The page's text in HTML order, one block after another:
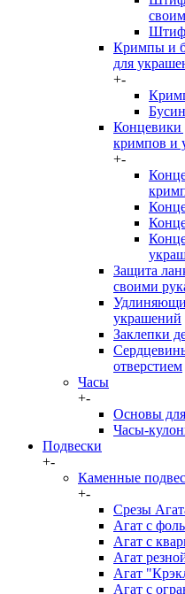
Кримпы и
для
+-
Концевики
кримпов и
+-
Защита
своими
украшений
Заклепки
отверстием
Часы
+-
Основы
Часы-
Подвески
+-
Каменные
+-
Срезы
Агат с
Агат с
Агат
Агат
Агат с